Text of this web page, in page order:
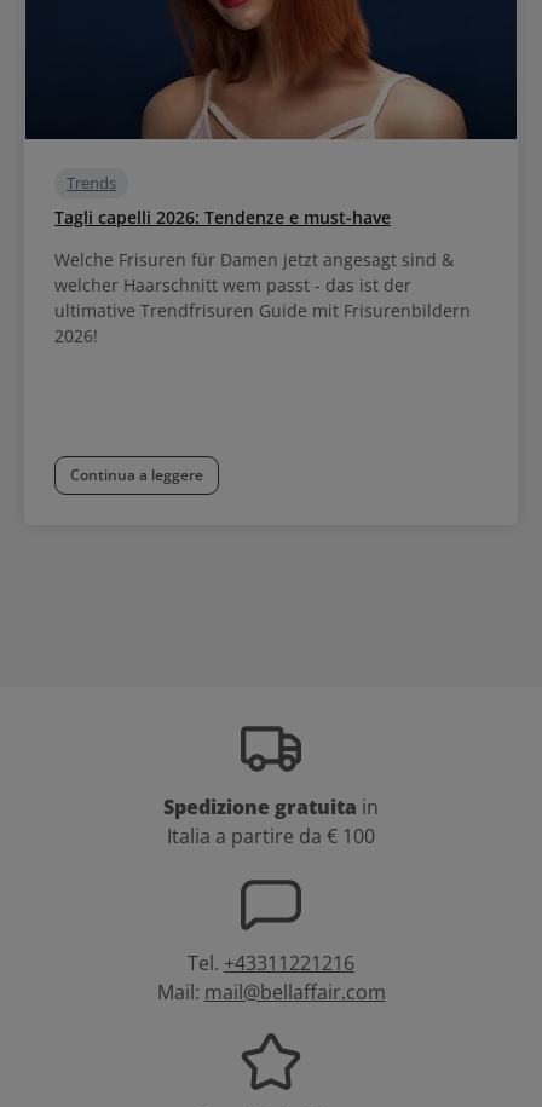
Trends
Tagli capelli 2026: Tendenze e must-have
Welche Frisuren für Damen jetzt angesagt sind &
welcher Haarschnitt wem passt - das ist der
ultimative Trendfrisuren Guide mit Frisurenbildern
2026!
Continua a leggere
Spedizione gratuita in
Italia a partire da € 100
Tel. +43311221216
Mail: mail@bellaffair.com